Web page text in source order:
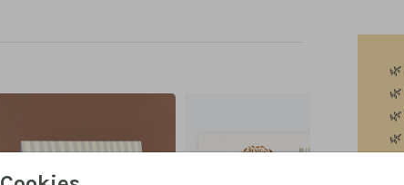
🌿
🌿
🌿
🌿